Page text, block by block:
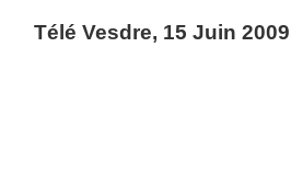
Télé Vesdre, 15 Juin 2009